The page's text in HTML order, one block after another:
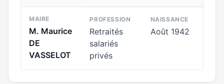
MAIRE
M. Maurice
DE
VASSELOT
PROFESSION
Retraités
salariés
privés
NAISSANCE
Août 1942